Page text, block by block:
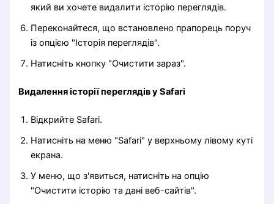
який ви хочете видалити історію переглядів.
Переконайтеся, що встановлено прапорець поруч
із опцією "Історія переглядів".
Натисніть кнопку "Очистити зараз".
Видалення історії переглядів у Safari
Відкрийте Safari.
Натисніть на меню "Safari" у верхньому лівому куті
екрана.
У меню, що з'явиться, натисніть на опцію
"Очистити історію та дані веб-сайтів".